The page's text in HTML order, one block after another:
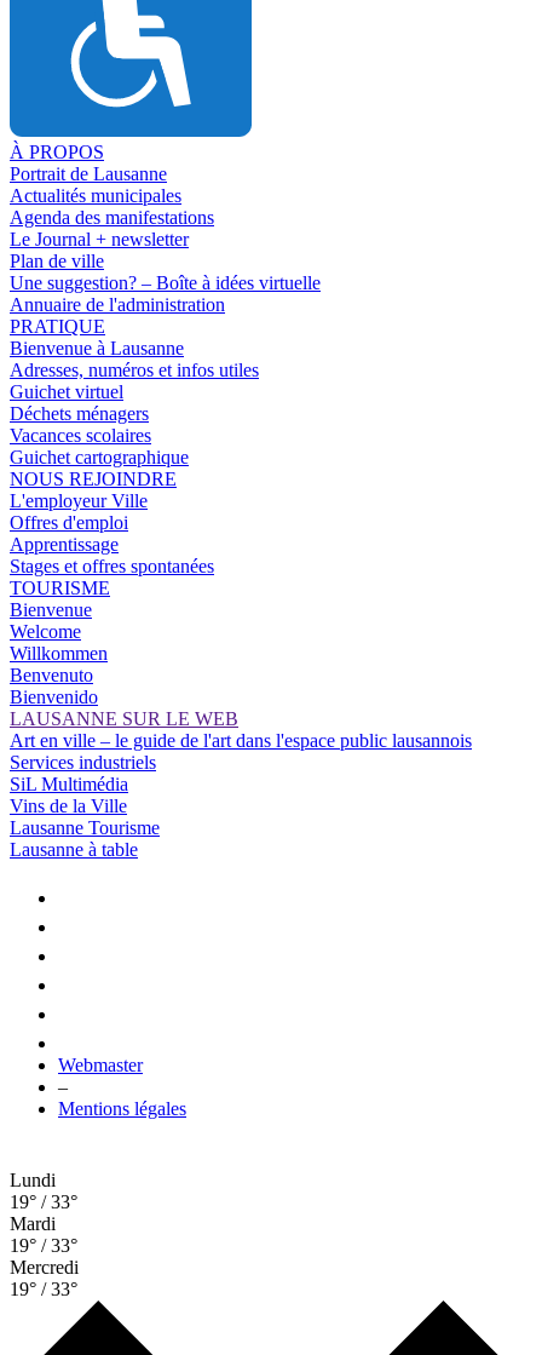
À PROPOS
Portrait de Lausanne
Actualités municipales
Agenda des manifestations
Le Journal + newsletter
Plan de ville
Une suggestion? – Boîte à idées virtuelle
Annuaire de l'administration
PRATIQUE
Bienvenue à Lausanne
Adresses, numéros et infos utiles
Guichet virtuel
Déchets ménagers
Vacances scolaires
Guichet cartographique
NOUS REJOINDRE
L'employeur Ville
Offres d'emploi
Apprentissage
Stages et offres spontanées
TOURISME
Bienvenue
Welcome
Willkommen
Benvenuto
Bienvenido
LAUSANNE SUR LE WEB
Art en ville – le guide de l'art dans l'espace public lausannois
Services industriels
SiL Multimédia
Vins de la Ville
Lausanne Tourisme
Lausanne à table
Webmaster
–
Mentions légales
Lundi
19° / 33°
Mardi
19° / 33°
Mercredi
19° / 33°